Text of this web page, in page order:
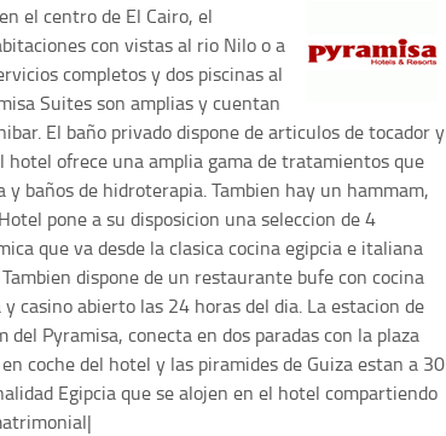
el centro de El Cairo, el
con vistas al rio Nilo o a
completos y dos piscinas al
Suites son amplias y cuentan
El baño privado dispone de articulos de tocador y
hotel ofrece una amplia gama de tratamientos que
baños de hidroterapia. Tambien hay un hammam,
pone a su disposicion una seleccion de 4
que va desde la clasica cocina egipcia e italiana
dispone de un restaurante bufe con cocina
casino abierto las 24 horas del dia. La estacion de
Pyramisa, conecta en dos paradas con la plaza
coche del hotel y las piramides de Guiza estan a 30
Egipcia que se alojen en el hotel compartiendo